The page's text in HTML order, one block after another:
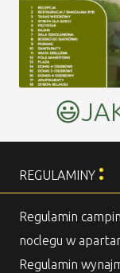
REGULAMINY :
Regulamin
noclegu w
Regulamin